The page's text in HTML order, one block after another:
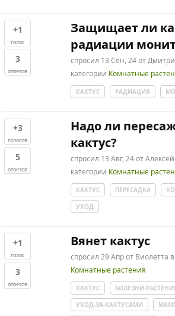
+1
голос
3
ответов
Защищает ли
радиации
спросил 13 Сен, 24 от
категории Комнатные
КАКТУС РАДИАЦИЯ
+3
голосов
5
ответов
Надо ли
кактус?
спросил 13 Авг, 24 от
категории Комнатные
КАКТУС ПЕРЕСАДКА
УХОД
+1
голос
3
ответов
Вянет кактус
спросил 29 Апр от Виолетта
Комнатные растения
КАКТУС
БОЛЕЗНИ-
УХОД-ЗА-КАКТУСАМИ